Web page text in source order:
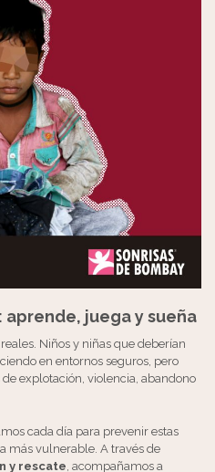
juega y sueña
Niños y niñas que deberían
en entornos seguros, pero
explotación, violencia, abandono
cada día para prevenir estas
más vulnerable. A través de
y rescate, acompañamos a